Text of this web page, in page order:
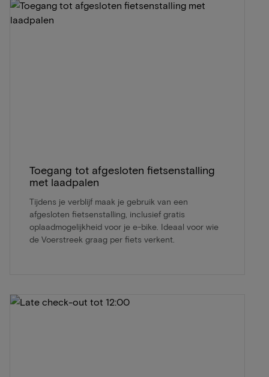
Toegang tot afgesloten fietsenstalling
met laadpalen
Tijdens je verblijf maak je gebruik van een
afgesloten fietsenstalling, inclusief gratis
oplaadmogelijkheid voor je e-bike. Ideaal voor wie
de Voerstreek graag per fiets verkent.